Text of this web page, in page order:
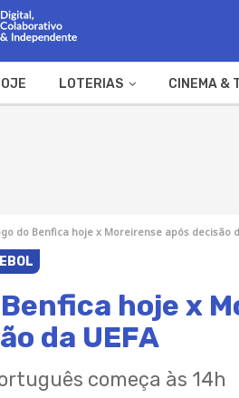
LOTERIAS CINEMA &
do Benfica hoje x Moreirense após decisão
hoje x
da UEFA
começa às 14h